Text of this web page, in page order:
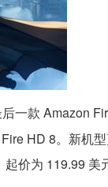
一款 Amazon
HD 8。新机
价为 119.99 美